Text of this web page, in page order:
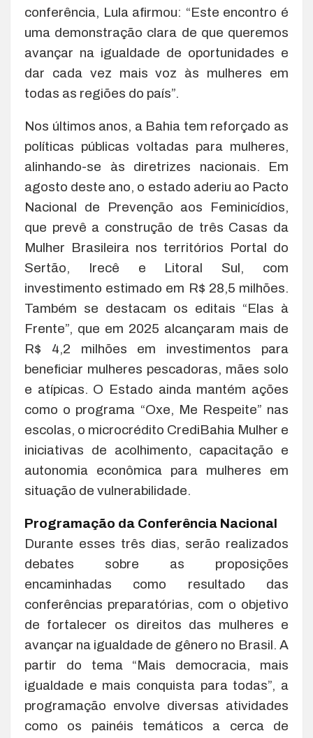
conferência, Lula afirmou: “Este encontro é
uma demonstração clara de que queremos
avançar na igualdade de oportunidades e
dar cada vez mais voz às mulheres em
todas as regiões do país”.
Nos últimos anos, a Bahia tem reforçado as
políticas públicas voltadas para mulheres,
alinhando-se às diretrizes nacionais. Em
agosto deste ano, o estado aderiu ao Pacto
Nacional de Prevenção aos Feminicídios,
que prevê a construção de três Casas da
Mulher Brasileira nos territórios Portal do
Sertão, Irecê e Litoral Sul, com
investimento estimado em R$ 28,5 milhões.
Também se destacam os editais “Elas à
Frente”, que em 2025 alcançaram mais de
R$ 4,2 milhões em investimentos para
beneficiar mulheres pescadoras, mães solo
e atípicas. O Estado ainda mantém ações
como o programa “Oxe, Me Respeite” nas
escolas, o microcrédito CrediBahia Mulher e
iniciativas de acolhimento, capacitação e
autonomia econômica para mulheres em
situação de vulnerabilidade.
Programação da Conferência Nacional
Durante esses três dias, serão realizados
debates sobre as proposições
encaminhadas como resultado das
conferências preparatórias, com o objetivo
de fortalecer os direitos das mulheres e
avançar na igualdade de gênero no Brasil. A
partir do tema “Mais democracia, mais
igualdade e mais conquista para todas”, a
programação envolve diversas atividades
como os painéis temáticos a cerca de